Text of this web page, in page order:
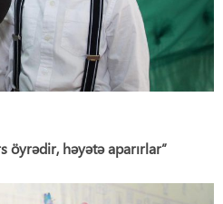
öyrədir, həyətə aparırlar”